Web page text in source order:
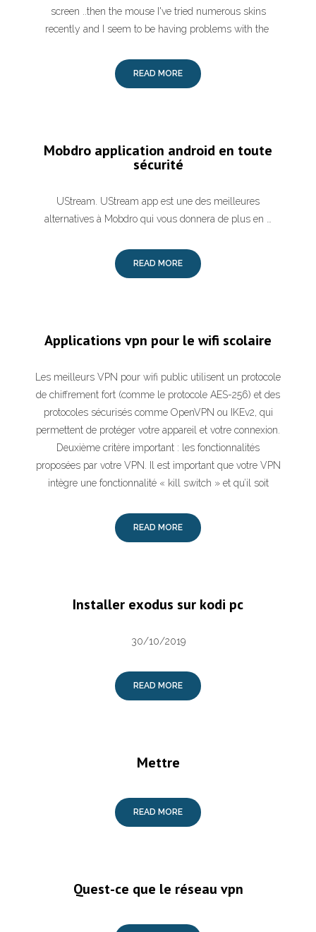
screen ..then the mouse I've tried numerous skins
recently and I seem to be having problems with the
READ MORE
Mobdro application android en toute
sécurité
UStream. UStream app est une des meilleures
alternatives à Mobdro qui vous donnera de plus en …
READ MORE
Applications vpn pour le wifi scolaire
Les meilleurs VPN pour wifi public utilisent un protocole
de chiffrement fort (comme le protocole AES-256) et des
protocoles sécurisés comme OpenVPN ou IKEv2, qui
permettent de protéger votre appareil et votre connexion.
Deuxième critère important : les fonctionnalités
proposées par votre VPN. Il est important que votre VPN
intègre une fonctionnalité « kill switch » et qu’il soit
READ MORE
Installer exodus sur kodi pc
30/10/2019
READ MORE
Mettre
READ MORE
Quest-ce que le réseau vpn